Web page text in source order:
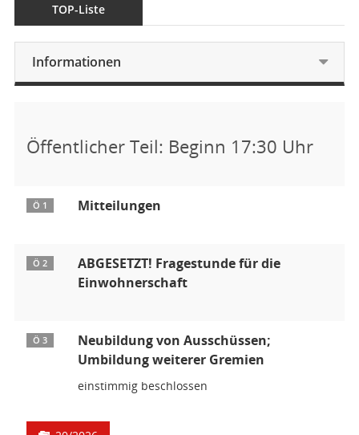
TOP-Liste
Informationen
Öffentlicher Teil: Beginn 17:30 Uhr
Ö 1 Mitteilungen
Ö 2
ABGESETZT! Fragestunde für die
Einwohnerschaft
Ö 3
Neubildung von Ausschüssen;
Umbildung weiterer Gremien
einstimmig beschlossen